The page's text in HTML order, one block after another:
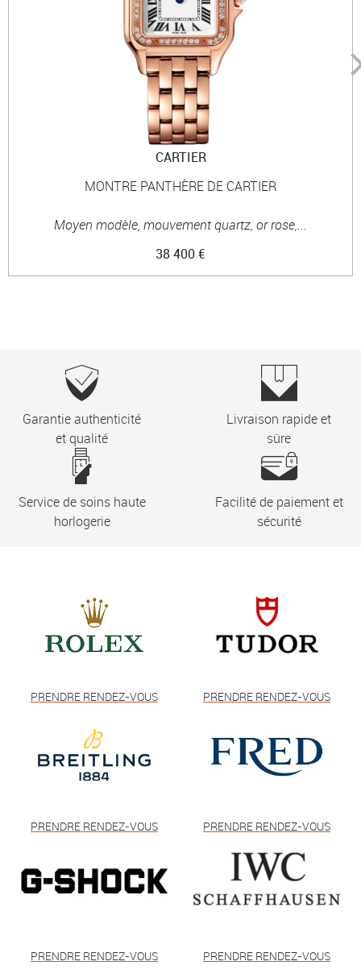
CARTIER
MONTRE PANTHÈRE DE CARTIER
Moyen modèle, mouvement quartz, or rose,...
38 400 €
Garantie authenticité
et qualité
Livraison rapide et
sûre
Service de soins haute
horlogerie
Facilité de paiement et
sécurité
PRENDRE RENDEZ-VOUS PRENDRE RENDEZ-VOUS
PRENDRE RENDEZ-VOUS PRENDRE RENDEZ-VOUS
PRENDRE RENDEZ-VOUS PRENDRE RENDEZ-VOUS